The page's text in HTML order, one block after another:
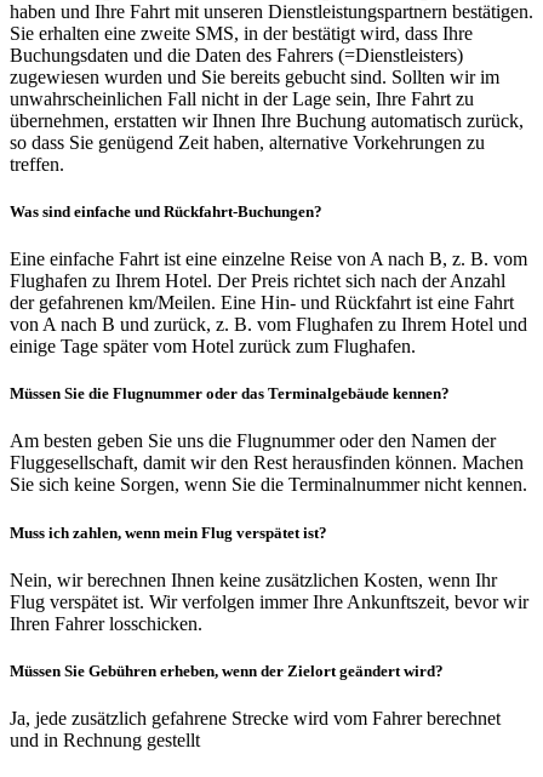
haben und Ihre Fahrt mit unseren Dienstleistungspartnern bestätigen.
Sie erhalten eine zweite SMS, in der bestätigt wird, dass Ihre
Buchungsdaten und die Daten des Fahrers (=Dienstleisters)
zugewiesen wurden und Sie bereits gebucht sind. Sollten wir im
unwahrscheinlichen Fall nicht in der Lage sein, Ihre Fahrt zu
übernehmen, erstatten wir Ihnen Ihre Buchung automatisch zurück,
so dass Sie genügend Zeit haben, alternative Vorkehrungen zu
treffen.
Was sind einfache und Rückfahrt-Buchungen?
Eine einfache Fahrt ist eine einzelne Reise von A nach B, z. B. vom
Flughafen zu Ihrem Hotel. Der Preis richtet sich nach der Anzahl
der gefahrenen km/Meilen. Eine Hin- und Rückfahrt ist eine Fahrt
von A nach B und zurück, z. B. vom Flughafen zu Ihrem Hotel und
einige Tage später vom Hotel zurück zum Flughafen.
Müssen Sie die Flugnummer oder das Terminalgebäude kennen?
Am besten geben Sie uns die Flugnummer oder den Namen der
Fluggesellschaft, damit wir den Rest herausfinden können. Machen
Sie sich keine Sorgen, wenn Sie die Terminalnummer nicht kennen.
Muss ich zahlen, wenn mein Flug verspätet ist?
Nein, wir berechnen Ihnen keine zusätzlichen Kosten, wenn Ihr
Flug verspätet ist. Wir verfolgen immer Ihre Ankunftszeit, bevor wir
Ihren Fahrer losschicken.
Müssen Sie Gebühren erheben, wenn der Zielort geändert wird?
Ja, jede zusätzlich gefahrene Strecke wird vom Fahrer berechnet
und in Rechnung gestellt